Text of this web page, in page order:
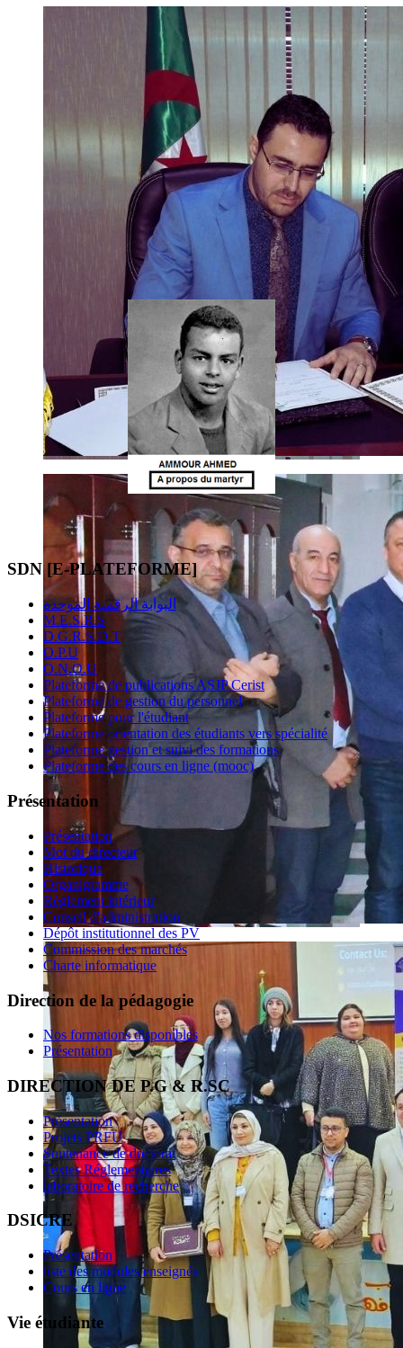
SDN [E-PLATEFORME]
البوابة الرقمية الموحدة
M.E.S.R.S
D.G.R.S.D.T
O.P.U
O.N.O.U
Plateforme de publications ASJP Cerist
Plateforme de gestion du personnel
Plateforme pour l'étudiant
Plateforme orientation des étudiants vers spécialité
Plateforme gestion et suivi des formations
Plateforme des cours en ligne (mooc)
Présentation
Présentation
Mot du directeur
Historique
Organigramme
Règlement intérieur
Conseil d'administration
Dépôt institutionnel des PV
Commission des marchés
Charte informatique
Direction de la pédagogie
Nos formations disponibles
Présentation
DIRECTION DE P.G & R.SC
Présentation
Projets PRFU
Soutenance de doctorat
Textes Réglementaires
laboratoire de recherche
DSICRE
Présentation
liste des modules enseignés
Cours en ligne
Vie étudiante